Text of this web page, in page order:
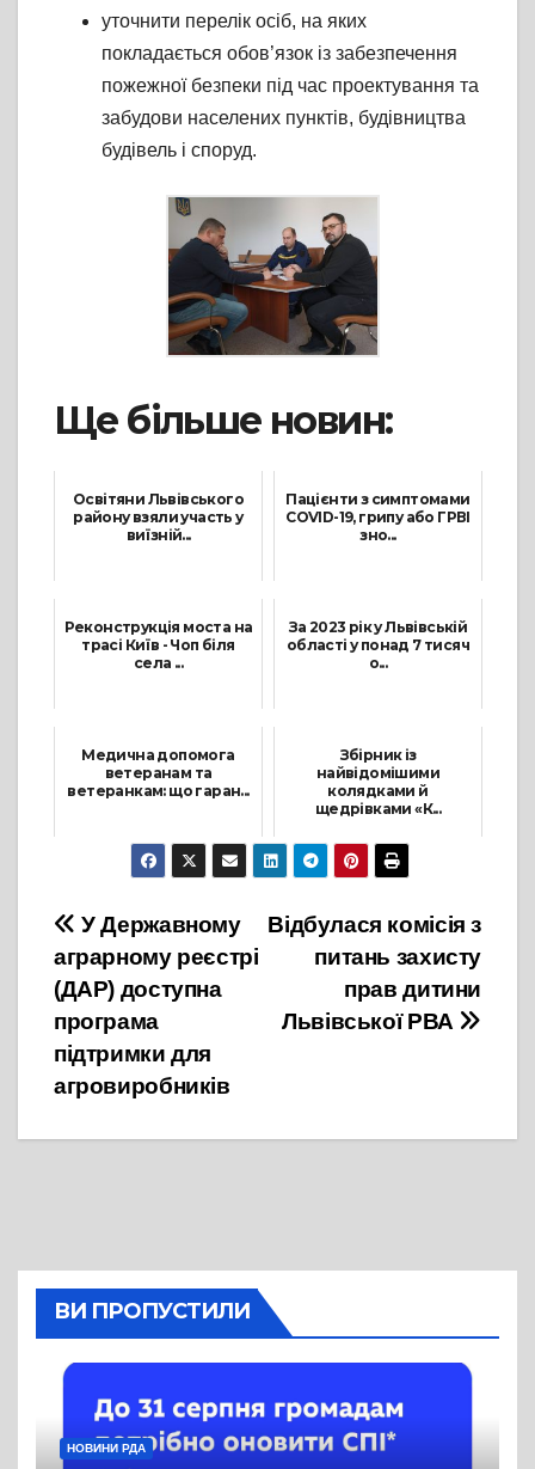
уточнити перелік осіб, на яких
покладається обов’язок із забезпечення
пожежної безпеки під час проектування та
забудови населених пунктів, будівництва
будівель і споруд.
Ще більше новин:
Освітяни Львівського
району взяли участь у
виїзній...
Пацієнти з симптомами
COVID-19, грипу або ГРВІ
зно...
Реконструкція моста на
трасі Київ - Чоп біля
села ...
За 2023 рік у Львівській
області у понад 7 тисяч
о...
Медична допомога
ветеранам та
ветеранкам: що гаран...
30 Липня, 2025
Збірник із
найвідомішими
колядками й
щедрівками «К...
25 Грудня, 2024
Навігація
записів
Відбулася комісія з
питань захисту
прав дитини
Львівської РВА
У Державному
аграрному реєстрі
(ДАР) доступна
програма
підтримки для
агровиробників
ВИ ПРОПУСТИЛИ
НОВИНИ РДА